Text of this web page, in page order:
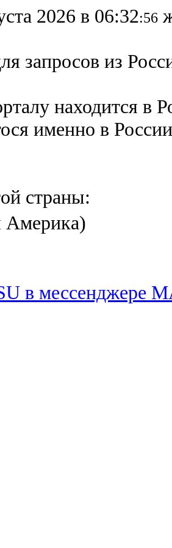
2026 в 06:32:56
запросов из
находится в
именно в
страны:
Америка)
в мессенджере